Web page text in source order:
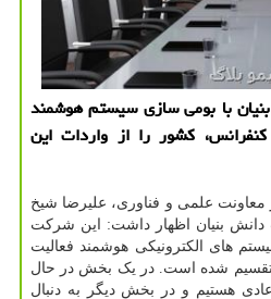
با بومی سازی سیستم هوشمند
کشور را از واردات این
معاونت علمی و فناوری، علیرضا شیخ
بنیان اظهار داشت: این شرکت
های الکترونیکی هوشمند فعالیت
تقسیم شده است. در یک بخش در حال
عادی هستیم و در بخش دیگر به دنبال